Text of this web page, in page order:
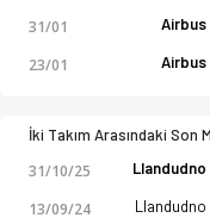
31/01 Airbus
23/01 Airbus
İki Takım Arasındaki Son
31/10/25 Llandudno
13/09/24 Llandudno